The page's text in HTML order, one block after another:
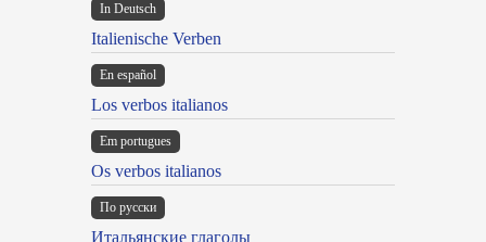
In Deutsch
Italienische Verben
En español
Los verbos italianos
Em portugues
Os verbos italianos
По русски
Итальянские глаголы